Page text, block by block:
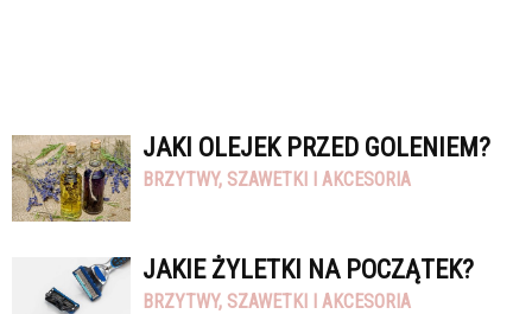
JAKI OLEJEK PRZED GOLENIEM?
BRZYTWY, SZAWETKI I AKCESORIA
JAKIE ŻYLETKI NA POCZĄTEK?
BRZYTWY, SZAWETKI I AKCESORIA